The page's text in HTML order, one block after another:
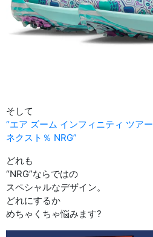
そして
“エア ズーム インフィニティ ツアー
ネクスト％ NRG”
どれも
“NRG”ならではの
スペシャルなデザイン。
どれにするか
めちゃくちゃ悩みます?